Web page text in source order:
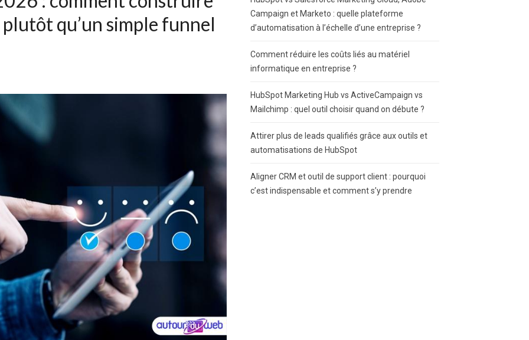
qu’un simple funnel
Campaign et Marketo : quelle plateforme
d’automatisation à l’échelle d’une entreprise ?
Comment réduire les coûts liés au matériel
informatique en entreprise ?
HubSpot Marketing Hub vs ActiveCampaign vs
Mailchimp : quel outil choisir quand on débute ?
Attirer plus de leads qualifiés grâce aux outils et
automatisations de HubSpot
Aligner CRM et outil de support client : pourquoi
c’est indispensable et comment s’y prendre